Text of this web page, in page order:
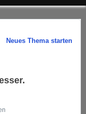
Neues Thema starten